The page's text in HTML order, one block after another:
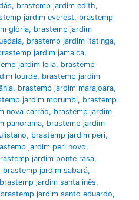
, brastemp jardim edith,
jardim everest, brastemp
glória, brastemp jardim
, brastemp jardim itatinga,
jardim jamaica,
jardim leila, brastemp
lourde, brastemp jardim
, brastemp jardim marajoara,
jardim morumbi, brastemp
nova carrão, brastemp jardim
panorama, brastemp jardim
, brastemp jardim peri,
jardim peri novo,
jardim ponte rasa,
brastemp jardim sabará,
brastemp jardim santa inês,
brastemp jardim santo eduardo,